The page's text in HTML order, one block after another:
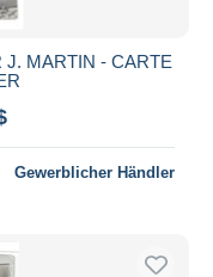
J. MARTIN - CARTE
Gewerblicher Händler